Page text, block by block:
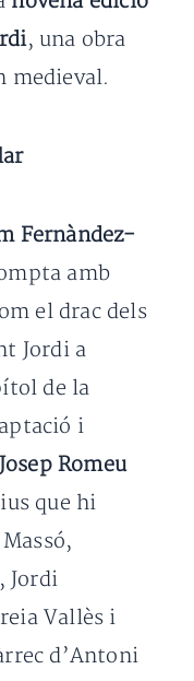
, una obra
medieval.
Fernàndez-
amb
el drac dels
Jordi a
de la
i
Josep Romeu
que hi
Jordi
Vallès i
d’Antoni